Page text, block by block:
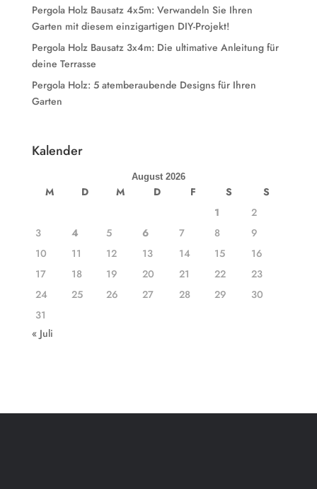
Pergola Holz Bausatz 4x5m: Verwandeln Sie Ihren
Garten mit diesem einzigartigen DIY-Projekt!
Pergola Holz Bausatz 3x4m: Die ultimative Anleitung für
deine Terrasse
Pergola Holz: 5 atemberaubende Designs für Ihren
Garten
Kalender
August 2026
M D M D F S
S
1
2
3
4 5 6 7 8
9
10
11 12 13 14 15
16
17
18 19 20 21 22
23
24
25 26 27 28 29
30
31
« Juli